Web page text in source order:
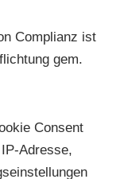
Complianz ist
gem.
Consent
Adresse,